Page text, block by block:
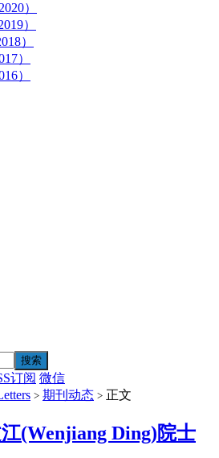
）
）
）
）
）
订阅 微信
> 期刊动态 > 正文
(Wenjiang Ding)院士